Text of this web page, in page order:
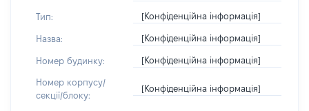
Тип: [Конфіденційна інформація]
Назва: [Конфіденційна інформація]
Номер будинку: [Конфіденційна інформація]
Номер корпусу/
секції/блоку:
[Конфіденційна інформація]